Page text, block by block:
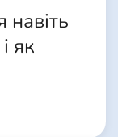
навіть
як